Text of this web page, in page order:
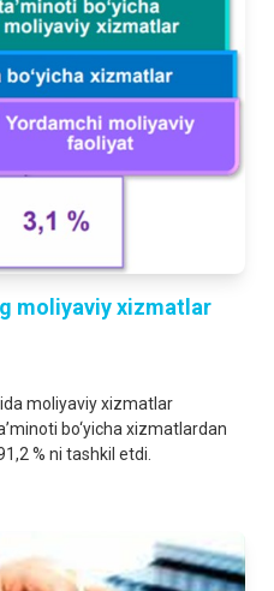
moliyaviy xizmatlar
moliyaviy xizmatlar
bo‘yicha xizmatlardan
% ni tashkil etdi.